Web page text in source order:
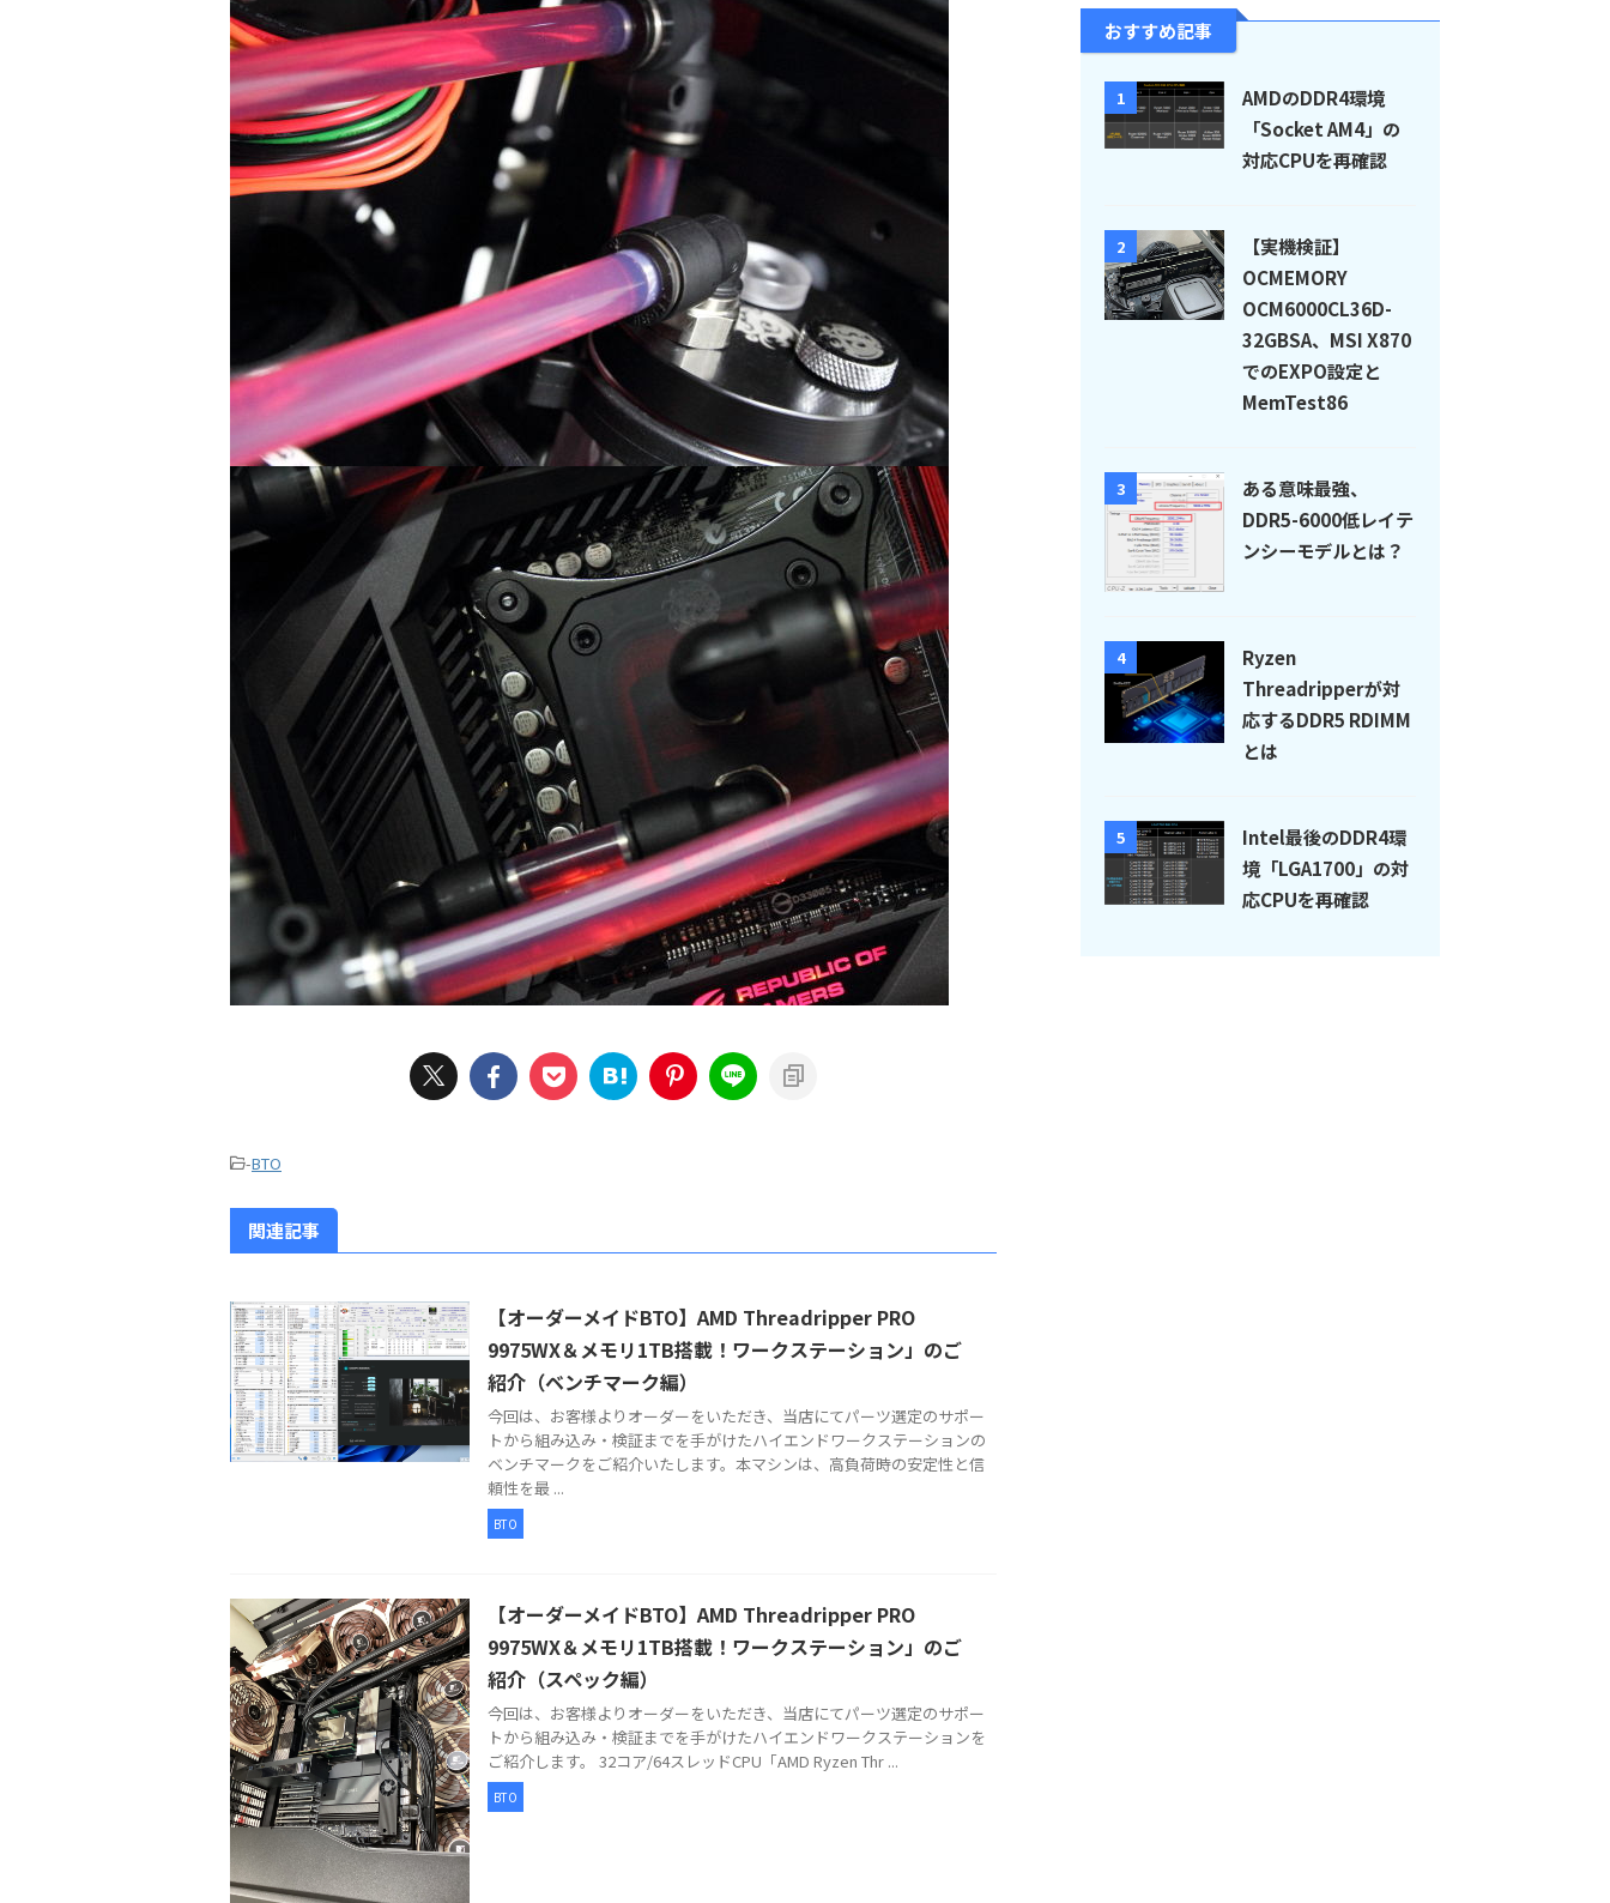
-BTO
関連記事
【オーダーメイドBTO】AMD Threadripper PRO
9975WX＆メモリ1TB搭載！ワークステーション」のご
紹介（ベンチマーク編）
今回は、お客様よりオーダーをいただき、当店にてパーツ選定のサポー
トから組み込み・検証までを手がけたハイエンドワークステーションの
ベンチマークをご紹介いたします。本マシンは、高負荷時の安定性と信
頼性を最 ...
BTO
【オーダーメイドBTO】AMD Threadripper PRO
9975WX＆メモリ1TB搭載！ワークステーション」のご
紹介（スペック編）
今回は、お客様よりオーダーをいただき、当店にてパーツ選定のサポー
トから組み込み・検証までを手がけたハイエンドワークステーションを
ご紹介します。 32コア/64スレッドCPU「AMD Ryzen Thr ...
BTO
おすすめ記事
1
AMDのDDR4環境
「Socket AM4」の
対応CPUを再確認
2
【実機検証】
OCMEMORY
OCM6000CL36D-
32GBSA、MSI X870
でのEXPO設定と
MemTest86
3
ある意味最強、
DDR5-6000低レイテ
ンシーモデルとは？
4
Ryzen
Threadripperが対
応するDDR5 RDIMM
とは
5
Intel最後のDDR4環
境「LGA1700」の対
応CPUを再確認